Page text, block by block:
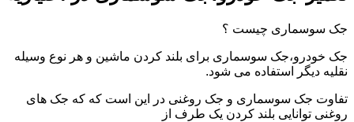
جک سوسماری چیست ؟
جک خودرو،جک سوسماری برای بلند کردن ماشین و هر نوع وسیله
نقلیه دیگر استفاده می شود.
تفاوت جک سوسماری و جک روغنی در این است که که جک های
روغنی توانایی بلند کردن یک طرف از